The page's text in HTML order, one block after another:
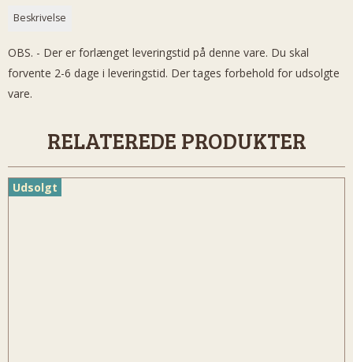
Beskrivelse
OBS. - Der er forlænget leveringstid på denne vare. Du skal
forvente 2-6 dage i leveringstid. Der tages forbehold for udsolgte
vare.
RELATEREDE PRODUKTER
Udsolgt